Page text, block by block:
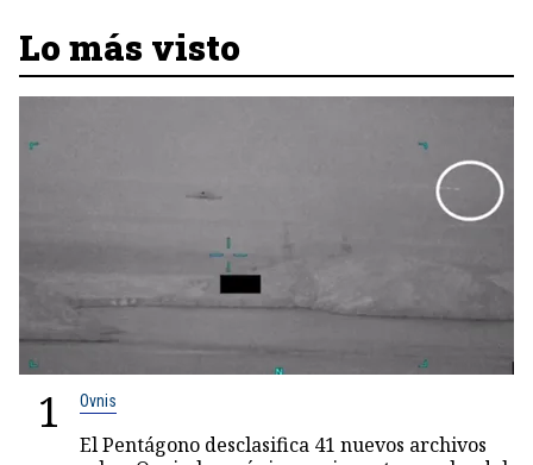
Lo más visto
1 Ovnis
El Pentágono desclasifica 41 nuevos archivos